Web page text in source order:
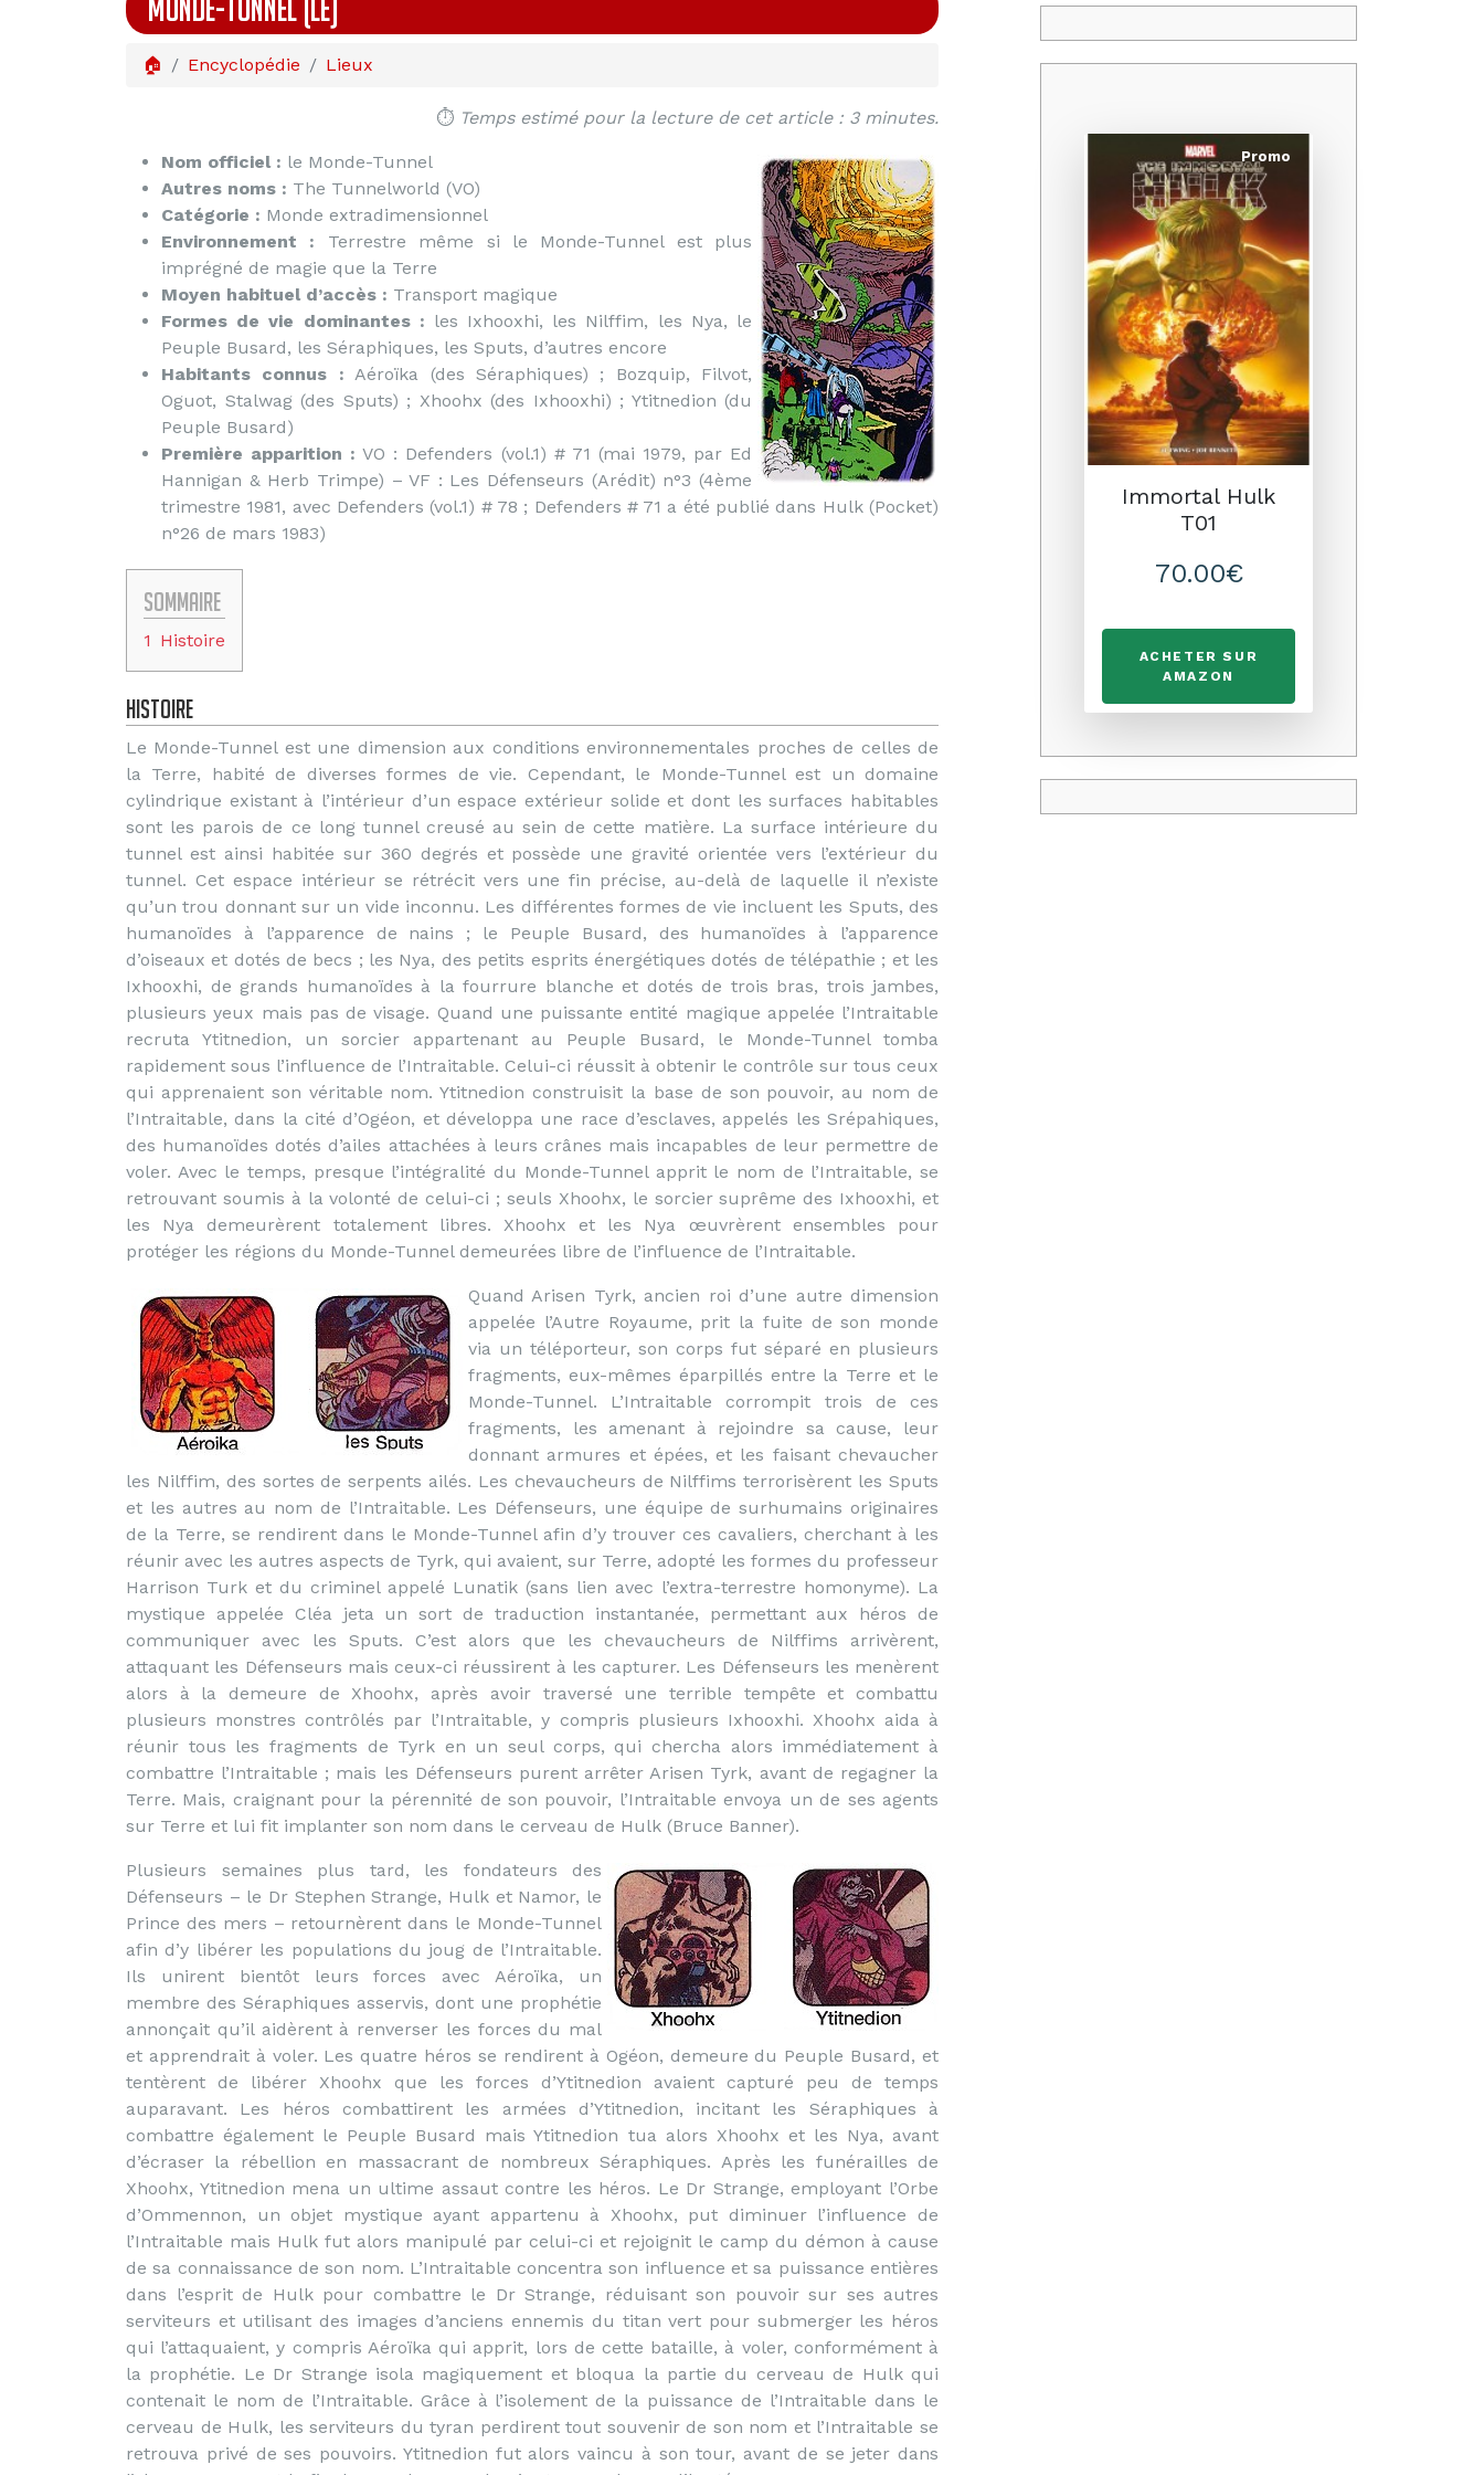
MONDE-TUNNEL (LE)
🏠 Encyclopédie Lieux
⏱️ Temps estimé pour la lecture de cet article : 3 minutes.
Nom officiel : le Monde-Tunnel
Autres noms : The Tunnelworld (VO)
Catégorie : Monde extradimensionnel
Environnement : Terrestre même si le Monde-Tunnel est plus
imprégné de magie que la Terre
Moyen habituel d’accès : Transport magique
Formes de vie dominantes : les Ixhooxhi, les Nilffim, les Nya, le
Peuple Busard, les Séraphiques, les Sputs, d’autres encore
Habitants connus : Aéroïka (des Séraphiques) ; Bozquip, Filvot,
Oguot, Stalwag (des Sputs) ; Xhoohx (des Ixhooxhi) ; Ytitnedion (du
Peuple Busard)
Première apparition : VO : Defenders (vol.1) # 71 (mai 1979, par Ed
Hannigan & Herb Trimpe) – VF : Les Défenseurs (Arédit) n°3 (4ème
trimestre 1981, avec Defenders (vol.1) # 78 ; Defenders # 71 a été publié dans Hulk (Pocket)
n°26 de mars 1983)
Sommaire
1 Histoire
Histoire
Le Monde-Tunnel est une dimension aux conditions environnementales proches de celles de
la Terre, habité de diverses formes de vie. Cependant, le Monde-Tunnel est un domaine
cylindrique existant à l’intérieur d’un espace extérieur solide et dont les surfaces habitables
sont les parois de ce long tunnel creusé au sein de cette matière. La surface intérieure du
tunnel est ainsi habitée sur 360 degrés et possède une gravité orientée vers l’extérieur du
tunnel. Cet espace intérieur se rétrécit vers une fin précise, au-delà de laquelle il n’existe
qu’un trou donnant sur un vide inconnu. Les différentes formes de vie incluent les Sputs, des
humanoïdes à l’apparence de nains ; le Peuple Busard, des humanoïdes à l’apparence
d’oiseaux et dotés de becs ; les Nya, des petits esprits énergétiques dotés de télépathie ; et les
Ixhooxhi, de grands humanoïdes à la fourrure blanche et dotés de trois bras, trois jambes,
plusieurs yeux mais pas de visage. Quand une puissante entité magique appelée l’Intraitable
recruta Ytitnedion, un sorcier appartenant au Peuple Busard, le Monde-Tunnel tomba
rapidement sous l’influence de l’Intraitable. Celui-ci réussit à obtenir le contrôle sur tous ceux
qui apprenaient son véritable nom. Ytitnedion construisit la base de son pouvoir, au nom de
l’Intraitable, dans la cité d’Ogéon, et développa une race d’esclaves, appelés les Srépahiques,
des humanoïdes dotés d’ailes attachées à leurs crânes mais incapables de leur permettre de
voler. Avec le temps, presque l’intégralité du Monde-Tunnel apprit le nom de l’Intraitable, se
retrouvant soumis à la volonté de celui-ci ; seuls Xhoohx, le sorcier suprême des Ixhooxhi, et
les Nya demeurèrent totalement libres. Xhoohx et les Nya œuvrèrent ensembles pour
protéger les régions du Monde-Tunnel demeurées libre de l’influence de l’Intraitable.
Quand Arisen Tyrk, ancien roi d’une autre dimension
appelée l’Autre Royaume, prit la fuite de son monde
via un téléporteur, son corps fut séparé en plusieurs
fragments, eux-mêmes éparpillés entre la Terre et le
Monde-Tunnel. L’Intraitable corrompit trois de ces
fragments, les amenant à rejoindre sa cause, leur
donnant armures et épées, et les faisant chevaucher
les Nilffim, des sortes de serpents ailés. Les chevaucheurs de Nilffims terrorisèrent les Sputs
et les autres au nom de l’Intraitable. Les Défenseurs, une équipe de surhumains originaires
de la Terre, se rendirent dans le Monde-Tunnel afin d’y trouver ces cavaliers, cherchant à les
réunir avec les autres aspects de Tyrk, qui avaient, sur Terre, adopté les formes du professeur
Harrison Turk et du criminel appelé Lunatik (sans lien avec l’extra-terrestre homonyme). La
mystique appelée Cléa jeta un sort de traduction instantanée, permettant aux héros de
communiquer avec les Sputs. C’est alors que les chevaucheurs de Nilffims arrivèrent,
attaquant les Défenseurs mais ceux-ci réussirent à les capturer. Les Défenseurs les menèrent
alors à la demeure de Xhoohx, après avoir traversé une terrible tempête et combattu
plusieurs monstres contrôlés par l’Intraitable, y compris plusieurs Ixhooxhi. Xhoohx aida à
réunir tous les fragments de Tyrk en un seul corps, qui chercha alors immédiatement à
combattre l’Intraitable ; mais les Défenseurs purent arrêter Arisen Tyrk, avant de regagner la
Terre. Mais, craignant pour la pérennité de son pouvoir, l’Intraitable envoya un de ses agents
sur Terre et lui fit implanter son nom dans le cerveau de Hulk (Bruce Banner).
Plusieurs semaines plus tard, les fondateurs des
Défenseurs – le Dr Stephen Strange, Hulk et Namor, le
Prince des mers – retournèrent dans le Monde-Tunnel
afin d’y libérer les populations du joug de l’Intraitable.
Ils unirent bientôt leurs forces avec Aéroïka, un
membre des Séraphiques asservis, dont une prophétie
annonçait qu’il aidèrent à renverser les forces du mal
et apprendrait à voler. Les quatre héros se rendirent à Ogéon, demeure du Peuple Busard, et
tentèrent de libérer Xhoohx que les forces d’Ytitnedion avaient capturé peu de temps
auparavant. Les héros combattirent les armées d’Ytitnedion, incitant les Séraphiques à
combattre également le Peuple Busard mais Ytitnedion tua alors Xhoohx et les Nya, avant
d’écraser la rébellion en massacrant de nombreux Séraphiques. Après les funérailles de
Xhoohx, Ytitnedion mena un ultime assaut contre les héros. Le Dr Strange, employant l’Orbe
d’Ommennon, un objet mystique ayant appartenu à Xhoohx, put diminuer l’influence de
l’Intraitable mais Hulk fut alors manipulé par celui-ci et rejoignit le camp du démon à cause
de sa connaissance de son nom. L’Intraitable concentra son influence et sa puissance entières
dans l’esprit de Hulk pour combattre le Dr Strange, réduisant son pouvoir sur ses autres
serviteurs et utilisant des images d’anciens ennemis du titan vert pour submerger les héros
qui l’attaquaient, y compris Aéroïka qui apprit, lors de cette bataille, à voler, conformément à
la prophétie. Le Dr Strange isola magiquement et bloqua la partie du cerveau de Hulk qui
contenait le nom de l’Intraitable. Grâce à l’isolement de la puissance de l’Intraitable dans le
cerveau de Hulk, les serviteurs du tyran perdirent tout souvenir de son nom et l’Intraitable se
retrouva privé de ses pouvoirs. Ytitnedion fut alors vaincu à son tour, avant de se jeter dans
Promo
Immortal Hulk
T01
70.00€
ACHETER SUR
AMAZON